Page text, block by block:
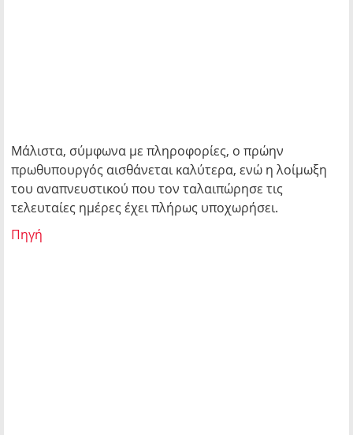
Μάλιστα, σύμφωνα με πληροφορίες, ο πρώην
πρωθυπουργός αισθάνεται καλύτερα, ενώ η λοίμωξη
του αναπνευστικού που τον ταλαιπώρησε τις
τελευταίες ημέρες έχει πλήρως υποχωρήσει.
Πηγή